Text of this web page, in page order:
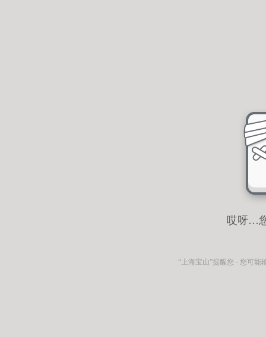
哎呀…
“上海宝山”提醒您 - 您可能